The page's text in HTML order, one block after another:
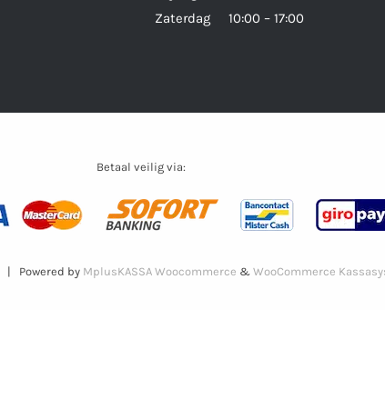
Zaterdag 10:00 – 17:00
Betaal veilig via:
| Powered by MplusKASSA Woocommerce & WooCommerce